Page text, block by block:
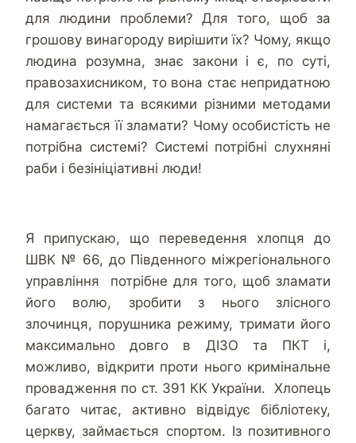
для людини проблеми? Для того, щоб за
грошову винагороду вирішити їх? Чому, якщо
людина розумна, знає закони і є, по суті,
правозахисником, то вона стає непридатною
для системи та всякими різними методами
намагається її зламати? Чому особистість не
потрібна системі? Системі потрібні слухняні
раби і безініціативні люди!
Я припускаю, що переведення хлопця до
ШВК № 66, до Південного міжрегіонального
управління потрібне для того, щоб зламати
його волю, зробити з нього злісного
злочинця, порушника режиму, тримати його
максимально довго в ДІЗО та ПКТ і,
можливо, відкрити проти нього кримінальне
провадження по ст. 391 КК України. Хлопець
багато читає, активно відвідує бібліотеку,
церкву, займається спортом. Із позитивного